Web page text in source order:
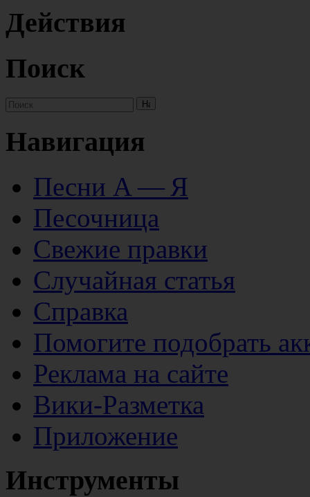
Действия
Поиск
Навигация
Песни А — Я
Песочница
Свежие правки
Случайная статья
Справка
Помогите подобрать
Реклама на сайте
Вики-Разметка
Приложение
Инструменты